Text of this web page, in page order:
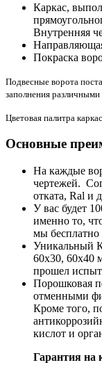
Каркас,
Внутренняя
Покраска
Подвесные ворота
заполнения
Цветовая палитра
Основные
На каждые
чертежей.
отката, Ral и
У вас будет
именно то,
мы бесплатно
Уникальный
60х30, 60х40
прошел
Порошковая
отменными
Кроме того,
кислот и
Гарантия на